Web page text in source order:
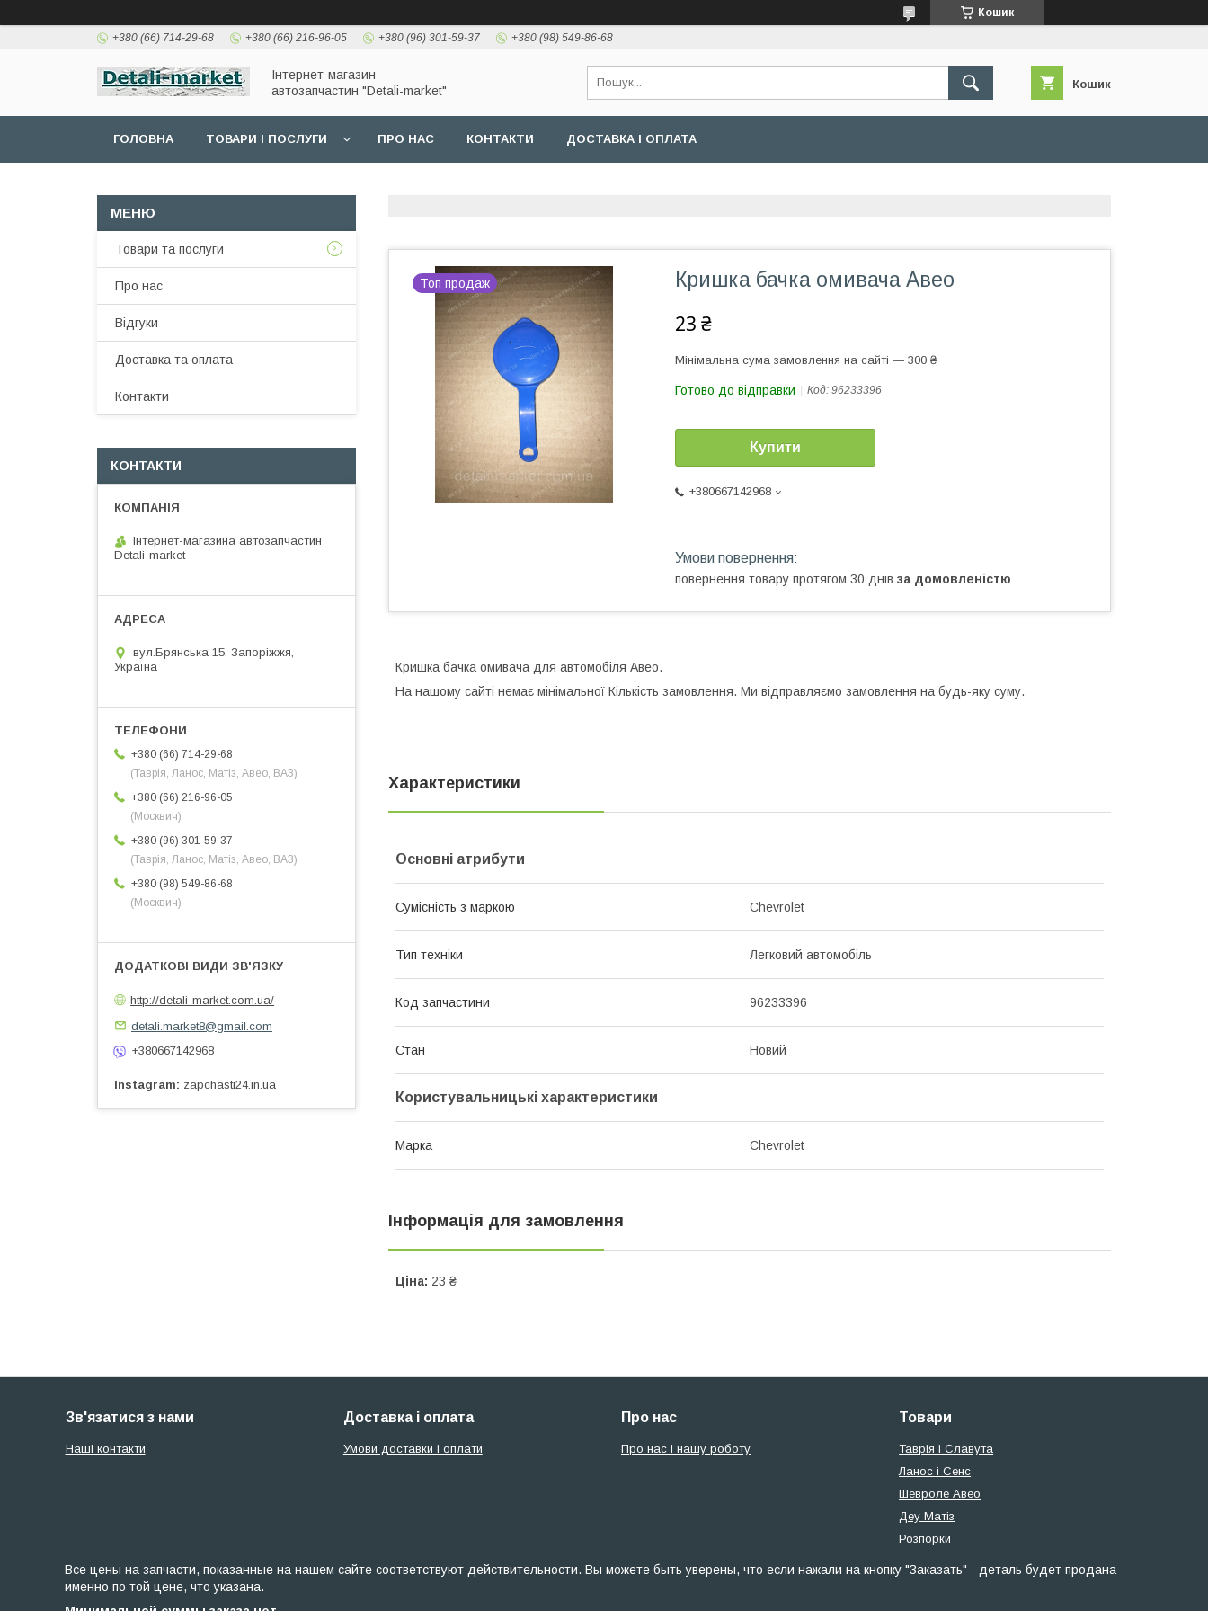
Кошик
+380 (66) 714-29-68 +380 (66) 216-96-05 +380 (96) 301-59-37 +380 (98) 549-86-68
Інтернет-магазин
автозапчастин "Detali-market"
Кошик
ГОЛОВНА ТОВАРИ І ПОСЛУГИ ПРО НАС КОНТАКТИ ДОСТАВКА І ОПЛАТА
Топ продаж Кришка бачка омивача Авео
23 ₴
Мінімальна сума замовлення на сайті — 300 ₴
Готово до відправки Код: 96233396
Купити
+380667142968
повернення товару протягом 30 днів за домовленістю
Кришка бачка омивача для автомобіля Авео.
На нашому сайті немає мінімальної Кількість замовлення. Ми відправляємо замовлення на будь-яку суму.
Характеристики
Основні атрибути
Сумісність з маркою Chevrolet
Тип техніки Легковий автомобіль
Код запчастини 96233396
Стан Новий
Користувальницькі характеристики
Марка Chevrolet
Інформація для замовлення
Ціна: 23 ₴
Товари та послуги
Про нас
Відгуки
Доставка та оплата
Контакти
КОНТАКТИ
Інтернет-магазина автозапчастин
Detali-market
вул.Брянська 15, Запоріжжя,
Україна
+380 (66) 714-29-68
(Таврія, Ланос, Матіз, Авео, ВАЗ)
+380 (66) 216-96-05
(Москвич)
+380 (96) 301-59-37
(Таврія, Ланос, Матіз, Авео, ВАЗ)
+380 (98) 549-86-68
(Москвич)
http://detali-market.com.ua/
detali.market8@gmail.com
+380667142968
Instagram zapchasti24.in.ua
Зв'язатися з нами
Наші контакти
Доставка і оплата
Умови доставки і оплати
Про нас
Про нас і нашу роботу
Товари
Таврія і Славута
Ланос і Сенс
Шевроле Авео
Деу Матіз
Розпорки
Все цены на запчасти, показанные на нашем сайте соответствуют действительности. Вы можете быть уверены, что если нажали на кнопку "Заказать" - деталь будет продана
именно по той цене, что указана.